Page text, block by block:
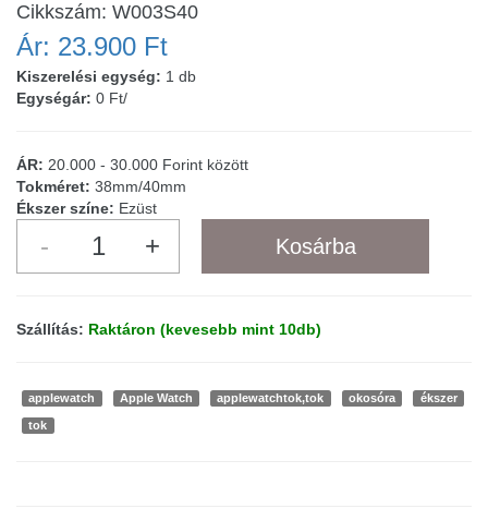
Cikkszám: W003S40
Ár: 23.900 Ft
Kiszerelési egység: 1 db
Egységár: 0 Ft/
ÁR: 20.000 - 30.000 Forint között
Tokméret: 38mm/40mm
Ékszer színe: Ezüst
Szállítás: Raktáron (kevesebb mint 10db)
applewatch Apple Watch applewatchtok,tok okosóra ékszer
tok